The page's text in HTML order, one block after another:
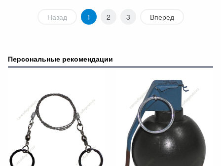
Назад 1 2 3 Вперед
Персональные рекомендации